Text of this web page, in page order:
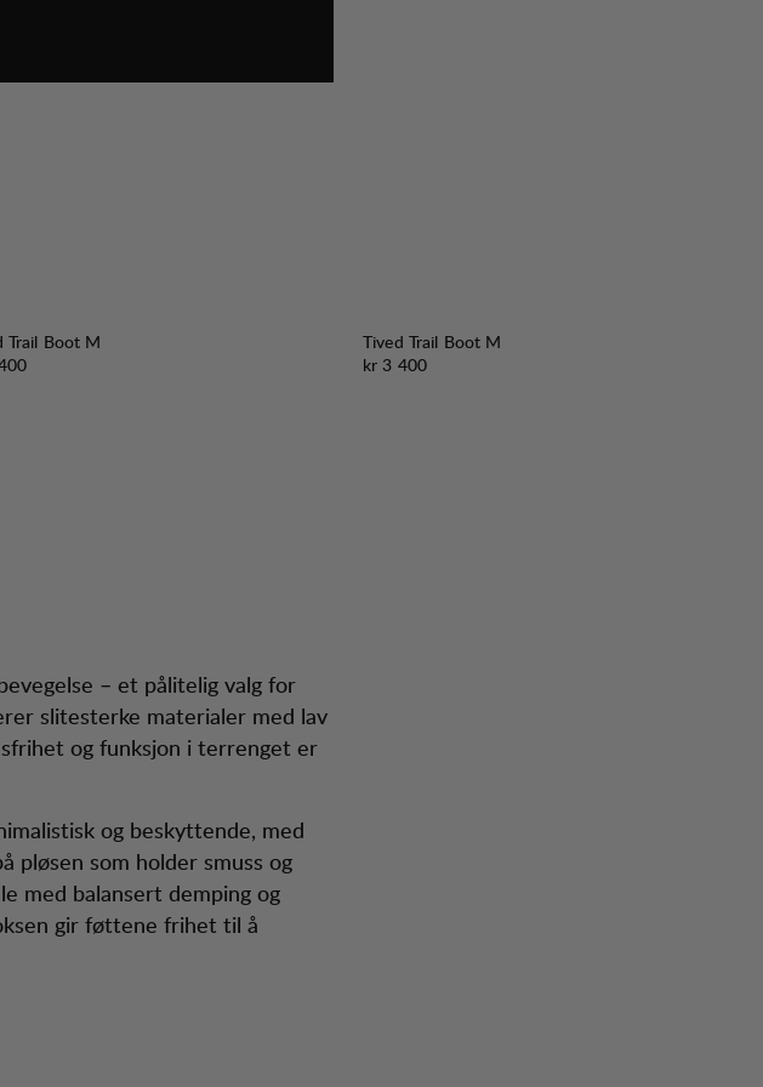
Trail Boot M
Tived Trail Boot M
Pris:
kr 3 400
– et pålitelig valg for
slitesterke materialer med lav
og funksjon i terrenget er
og beskyttende, med
pløsen som holder smuss og
med balansert demping og
gir føttene frihet til å